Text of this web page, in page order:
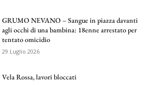
GRUMO NEVANO – Sangue in piazza davanti
agli occhi di una bambina: 18enne arrestato per
tentato omicidio
29 Luglio 2026
Vela Rossa, lavori bloccati